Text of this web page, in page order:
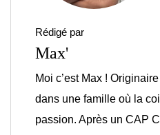
Rédigé par
Max'
Moi c’est Max !
dans une famille où la
passion. Après un CAP